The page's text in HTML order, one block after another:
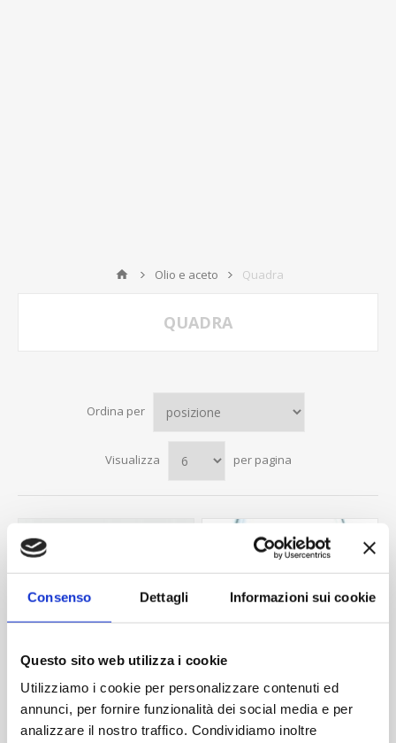
Consenso Dettagli Informazioni sui cookie
Questo sito web utilizza i cookie
Utilizziamo i cookie per personalizzare contenuti ed
annunci, per fornire funzionalità dei social media e per
analizzare il nostro traffico. Condividiamo inoltre
Olio e aceto Quadra
QUADRA
Ordina per
Visualizza per pagina